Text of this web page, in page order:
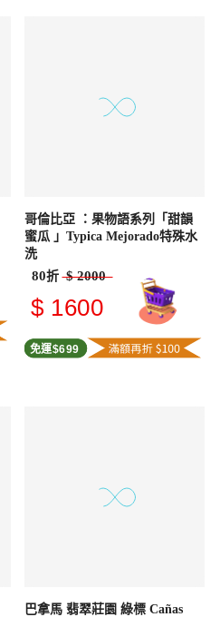
哥倫比亞 ：果物語系列「甜韻
蜜瓜 」Typica Mejorado特殊水
洗
80折 $ 2000
$ 1600
免運$699
巴拿馬 翡翠莊園 綠標 Cañas